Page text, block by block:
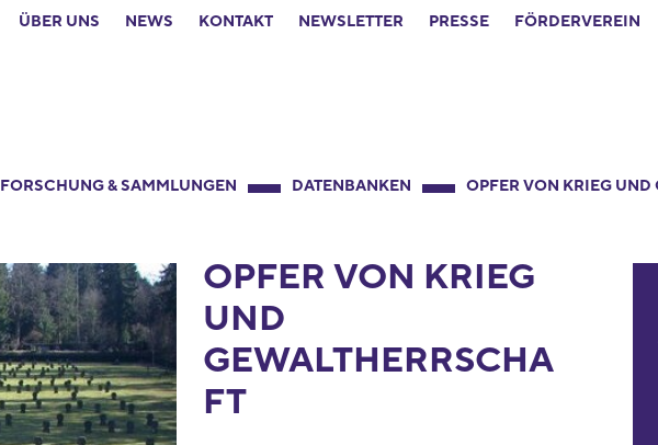
ÜBER UNS NEWS KONTAKT NEWSLETTER PRESSE FÖRDERVEREIN
FORSCHUNG & SAMMLUNGEN DATENBANKEN
OPFER VON KRIEG UND
OPFER VON KRIEG
UND
GEWALTHERRSCHA
FT